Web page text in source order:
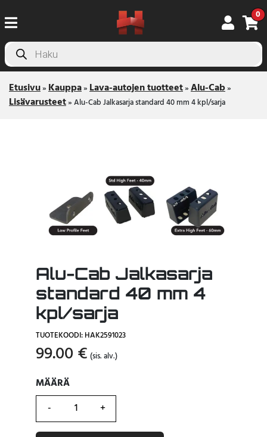
0
Products
search
Etusivu»Kauppa»Lava-autojen tuotteet»Alu-Cab»
Lisävarusteet»Alu-Cab Jalkasarja standard 40 mm 4 kpl/sarja
Alu-Cab Jalkasarja
standard 40 mm 4
kpl/sarja
TUOTEKOODI: HAK2591023
99.00 € (sis. alv.)
MÄÄRÄ
MÄÄRÄ